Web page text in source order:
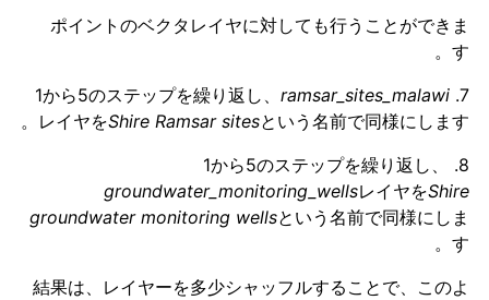
ポイントのベクタレイヤに対しても行うことができま
す。
7. 1から5のステップを繰り返し、
ramsar_sites_malawi
レイヤをShire Ramsar sitesという名前で同様にします。
8. 1から5のステップを繰り返し、
groundwater_monitoring_wellsレイヤをShire
groundwater monitoring wellsという名前で同様にしま
す。
結果は、レイヤーを多少シャッフルすることで、このよ